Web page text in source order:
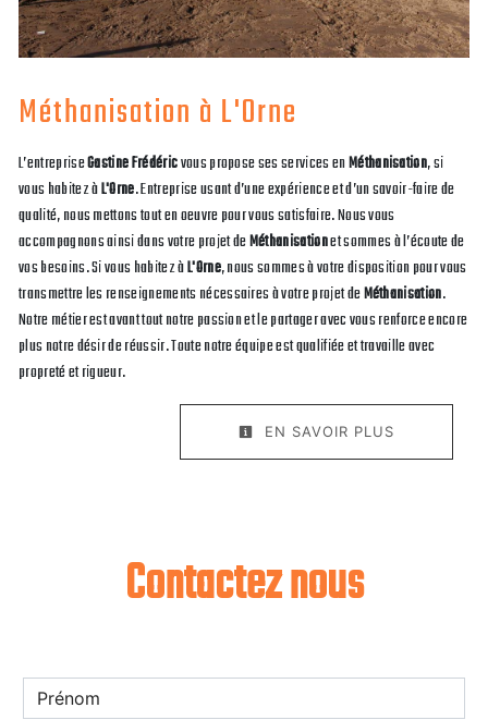
Méthanisation à L'Orne
L’entrepriseGastine Frédéricvous propose ses services enMéthanisation, si
vous habitez àL'Orne. Entreprise usant d’une expérience et d’un savoir-faire de
qualité, nous mettons tout en oeuvre pour vous satisfaire. Nous vous
accompagnons ainsi dans votre projet deMéthanisationet sommes à l’écoute de
vos besoins. Si vous habitez àL'Orne, nous sommes à votre disposition pour vous
transmettre les renseignements nécessaires à votre projet deMéthanisation.
Notre métier est avant tout notre passion et le partager avec vous renforce encore
plus notre désir de réussir. Toute notre équipe est qualifiée et travaille avec
propreté et rigueur.
EN SAVOIR PLUS
Contactez nous